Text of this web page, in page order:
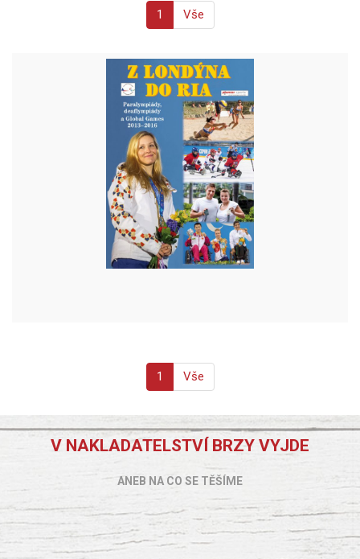
1 Vše
1 Vše
V NAKLADATELSTVÍ BRZY VYJDE
ANEB NA CO SE TĚŠÍME